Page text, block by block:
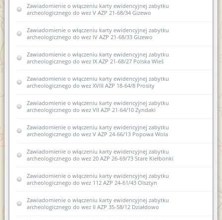
Zawiadomienie o zamiarze włączenia do karty ewidencyjnej
zabytku archeologicznego lądowego do wojewódzkiej
ewidencji zabytków 12AZP 35-59/22 Sarnowo
Zawiadomienie o sporządzeniu nowej karty ewidencyjnej
zabytku archeologicznego III AZP23-62/22 Myki
Zawiadomienie o zamiarze włączenia do karty ewidencyjnej
zabytku archeologicznego lądowego do wojewódzkiej
ewidencji zabytków 10AZP 23-63/48 Rejczuchy Zalesie
Zawiadomienie o włączeniu do wojewódzkiej ewidencji
zabytków nowej karty ewidencyjnej zabytku archeologicznego
lądowego w wojewódzkiej ewidencji zabytków XVI AZP 22-
66/32 Biskupiec
Zawiadomienie o włączeniu karty ewidencyjnej zabytku
archeologicznego lądowego do wojewódzkiej ewidencji
zabytków 12AZP 35-59/22 Sarnowo
Zawiadomienie o zamiarze włączenia karty ewidencyjnej
zabytku archeologicznego lądowego do wojewódzkiej
ewidencji zabytków 22 AZP 26-69/69 Mojtyny
Zawiadomienie o zamiarze włączenia karty ewidencyjnej
zabytku archeologicznego lądowego do wojewódzkiej
ewidencji zabytków 13 AZP 26-68/9 Machary
Zawiadomienie o włączeniu karty ewidencyjnej zabytku
archeologicznego do wez V AZP 21-68/34 Gizewo
Zawiadomienie o włączeniu karty ewidencyjnej zabytku
archeologicznego do wez IV AZP 21-68/33 Gizewo
Zawiadomienie o włączeniu karty ewidencyjnej zabytku
archeologicznego do wez IX AZP 21-68/27 Polska Wieś
Zawiadomienie o włączeniu karty ewidencyjnej zabytku
archeologicznego do wez XVIII AZP 18-64/8 Prosity
Zawiadomienie o włączeniu karty ewidencyjnej zabytku
archeologicznego do wez VII AZP 21-64/10 Zyndaki
Zawiadomienie o włączeniu karty ewidencyjnej zabytku
archeologicznego do wez V AZP 24-66/13 Popowa Wola
Zawiadomienie o włączeniu karty ewidencyjnej zabytku
archeologicznego do wez 20 AZP 26-69/73 Stare Kiełbonki
Zawiadomienie o włączeniu karty ewidencyjnej zabytku
archeologicznego do wez 112 AZP 24-61/43 Olsztyn
Zawiadomienie o włączeniu karty ewidencyjnej zabytku
archeologicznego do wez II AZP 35-58/12 Działdowo